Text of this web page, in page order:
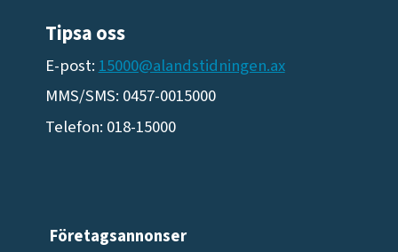
Tipsa oss
E-post: 15000@alandstidningen.ax
MMS/SMS: 0457-0015000
Telefon: 018-15000
Företagsannonser